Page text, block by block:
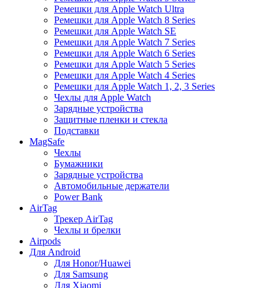
Ремешки для Apple Watch Ultra
Ремешки для Apple Watch 8 Series
Ремешки для Apple Watch SE
Ремешки для Apple Watch 7 Series
Ремешки для Apple Watch 6 Series
Ремешки для Apple Watch 5 Series
Ремешки для Apple Watch 4 Series
Ремешки для Apple Watch 1, 2, 3 Series
Чехлы для Apple Watch
Зарядные устройства
Защитные пленки и стекла
Подставки
MagSafe
Чехлы
Бумажники
Зарядные устройства
Автомобильные держатели
Power Bank
AirTag
Трекер AirTag
Чехлы и брелки
Airpods
Для Android
Для Honor/Huawei
Для Samsung
Для Xiaomi